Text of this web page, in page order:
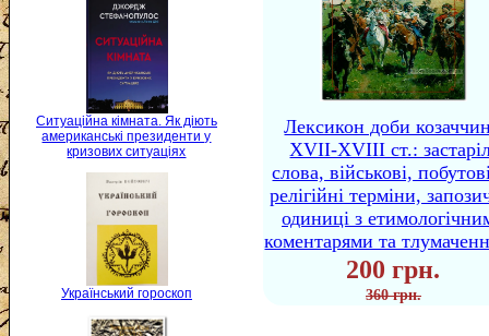
Ситуаційна кімната. Як діють
американські президенти у
кризових ситуаціях
Український гороскоп
Лексикон доби
XVII-XVIII ст.:
слова, військові,
релігійні терміни,
одиниці з
коментарями та
200 грн.
360 грн.